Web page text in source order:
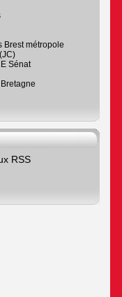
Brest métropole
Sénat
RSS